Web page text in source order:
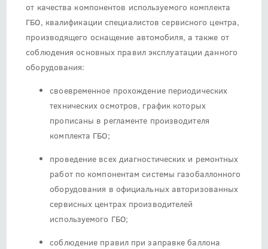
от качества компонентов используемого комплекта
ГБО, квалификации специалистов сервисного центра,
производящего оснащение автомобиля, а также от
соблюдения основных правил эксплуатации данного
оборудования:
своевременное прохождение периодических
технических осмотров, график которых
прописаны в регламенте производителя
комплекта ГБО;
проведение всех диагностических и ремонтных
работ по компонентам системы газобаллонного
оборудования в официальных авторизованных
сервисных центрах производителей
используемого ГБО;
соблюдение правил при заправке баллона